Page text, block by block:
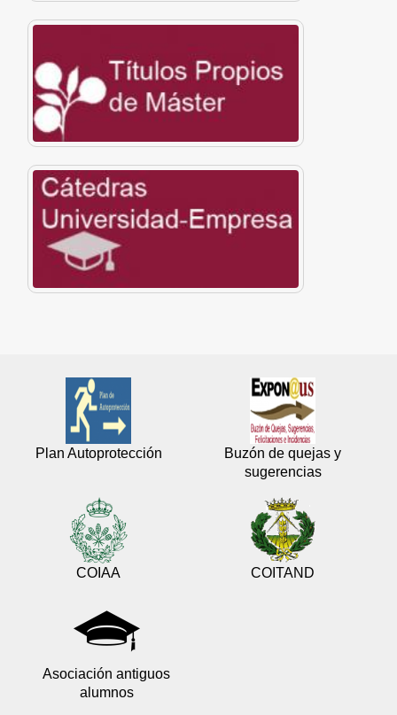
Plan Autoprotección
Buzón de quejas y
sugerencias
COIAA COITAND
Asociación antiguos
alumnos